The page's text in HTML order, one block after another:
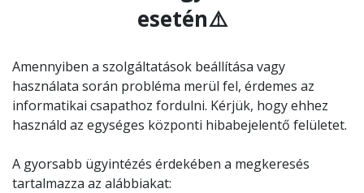
esetén⚠️
Amennyiben a szolgáltatások beállítása vagy
használata során probléma merül fel, érdemes az
informatikai csapathoz fordulni. Kérjük, hogy ehhez
használd az egységes központi hibabejelentő felületet.
A gyorsabb ügyintézés érdekében a megkeresés
tartalmazza az alábbiakat: